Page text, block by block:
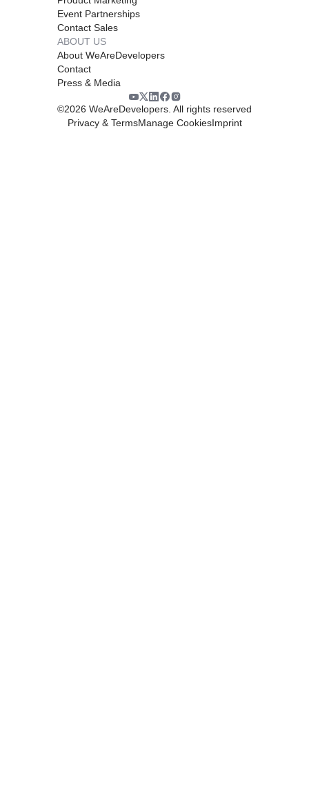
Event Partnerships
Contact Sales
ABOUT US
About WeAreDevelopers
Contact
Press & Media
©2026 WeAreDevelopers. All rights reserved
Privacy & TermsManage CookiesImprint